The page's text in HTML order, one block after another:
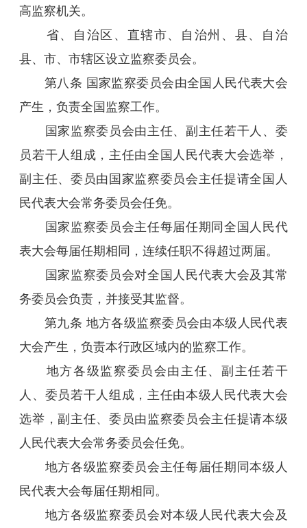
高监察机关。
省、自治区、直辖市、自治州、县、自治
县、市、市辖区设立监察委员会。
第八条 国家监察委员会由全国人民代表大会
产生，负责全国监察工作。
国家监察委员会由主任、副主任若干人、委
员若干人组成，主任由全国人民代表大会选举，
副主任、委员由国家监察委员会主任提请全国人
民代表大会常务委员会任免。
国家监察委员会主任每届任期同全国人民代
表大会每届任期相同，连续任职不得超过两届。
国家监察委员会对全国人民代表大会及其常
务委员会负责，并接受其监督。
第九条 地方各级监察委员会由本级人民代表
大会产生，负责本行政区域内的监察工作。
地方各级监察委员会由主任、副主任若干
人、委员若干人组成，主任由本级人民代表大会
选举，副主任、委员由监察委员会主任提请本级
人民代表大会常务委员会任免。
地方各级监察委员会主任每届任期同本级人
民代表大会每届任期相同。
地方各级监察委员会对本级人民代表大会及